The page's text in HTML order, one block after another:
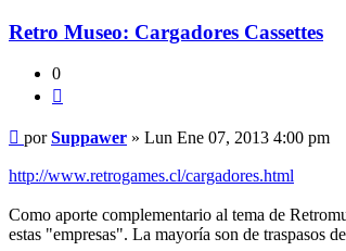
Retro Museo: Cargadores Cassettes
0
Mensaje
porSuppawer » Lun Ene 07, 2013 4:00 pm
http://www.retrogames.cl/cargadores.html
Como aporte complementario al tema de
estas "empresas". La mayoría son de traspasos